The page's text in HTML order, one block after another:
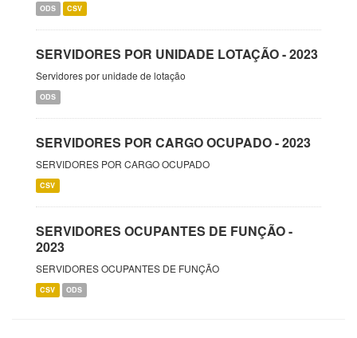
ODS CSV
SERVIDORES POR UNIDADE LOTAÇÃO - 2023
Servidores por unidade de lotação
ODS
SERVIDORES POR CARGO OCUPADO - 2023
SERVIDORES POR CARGO OCUPADO
CSV
SERVIDORES OCUPANTES DE FUNÇÃO -
2023
SERVIDORES OCUPANTES DE FUNÇÃO
CSV ODS